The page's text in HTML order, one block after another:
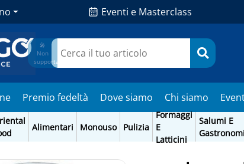
Eventi e Masterclass
🎤
Non
supportato
Premio fedeltà Dove siamo Chi siamo
Alimentari Monouso Pulizia
Formaggi
E
Latticini
Salumi E